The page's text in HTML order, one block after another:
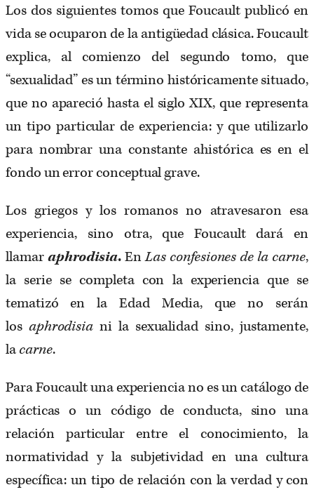
Los dos siguientes tomos que Foucault publicó en
vida se ocuparon de la antigüedad clásica. Foucault
explica, al comienzo del segundo tomo, que
“sexualidad” es un término históricamente situado,
que no apareció hasta el siglo XIX, que representa
un tipo particular de experiencia: y que utilizarlo
para nombrar una constante ahistórica es en el
fondo un error conceptual grave.
Los griegos y los romanos no atravesaron esa
experiencia, sino otra, que Foucault dará en
llamaraphrodisia.EnLas confesiones de la carne,
la serie se completa con la experiencia que se
tematizó en la Edad Media, que no serán
losaphrodisiani la sexualidad sino, justamente,
lacarne.
Para Foucault una experiencia no es un catálogo de
prácticas o un código de conducta, sino una
relación particular entre el conocimiento, la
normatividad y la subjetividad en una cultura
específica: un tipo de relación con la verdad y con